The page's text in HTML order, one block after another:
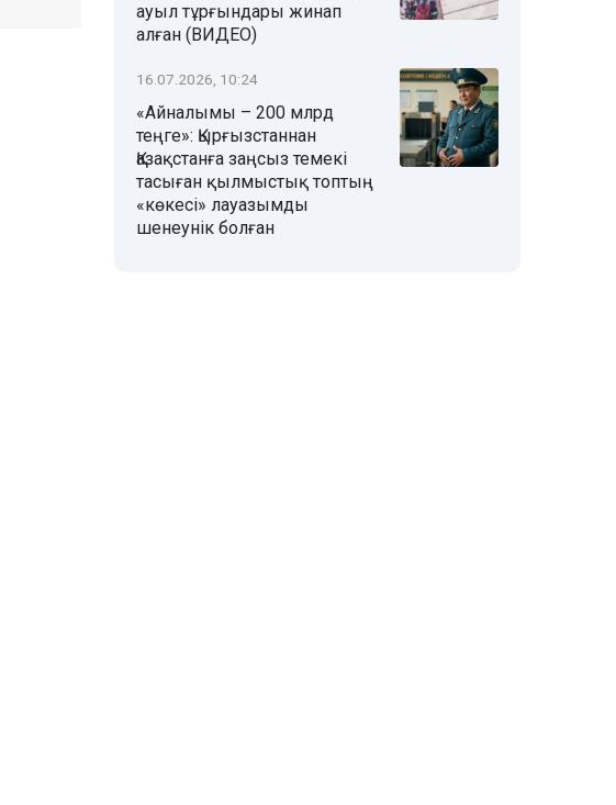
ауыл тұрғындары жинап
алған (ВИДЕО)
16.07.2026, 10:24
«Айналымы – 200 млрд
теңге»: Қырғызстаннан
Қазақстанға заңсыз темекі
тасыған қылмыстық топтың
«көкесі» лауазымды
шенеунік болған